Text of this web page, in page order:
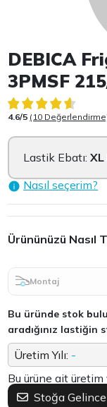
DEBICA
3PMSF
4.6/5 (10
Lastik Ebatı:
Nasıl seçerim?
Ürününüzü Nasıl
Montaj
Bu üründe stok
aradığınız
Üretim Yılı: -
Bu ürüne ait üretim
Stoğa